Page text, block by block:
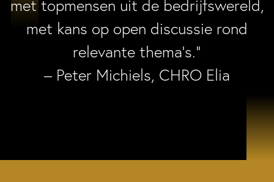
met topmensen uit de bedrijfswereld,
met kans op open discussie rond
relevante thema’s.”
– Peter Michiels, CHRO Elia